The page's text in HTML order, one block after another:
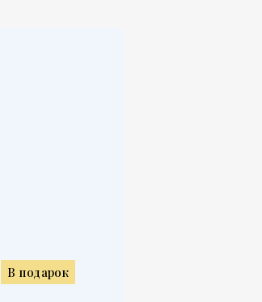
В подарок